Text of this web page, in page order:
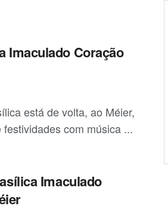
Imaculado Coração
está de volta, ao Méier,
com música ...
Imaculado